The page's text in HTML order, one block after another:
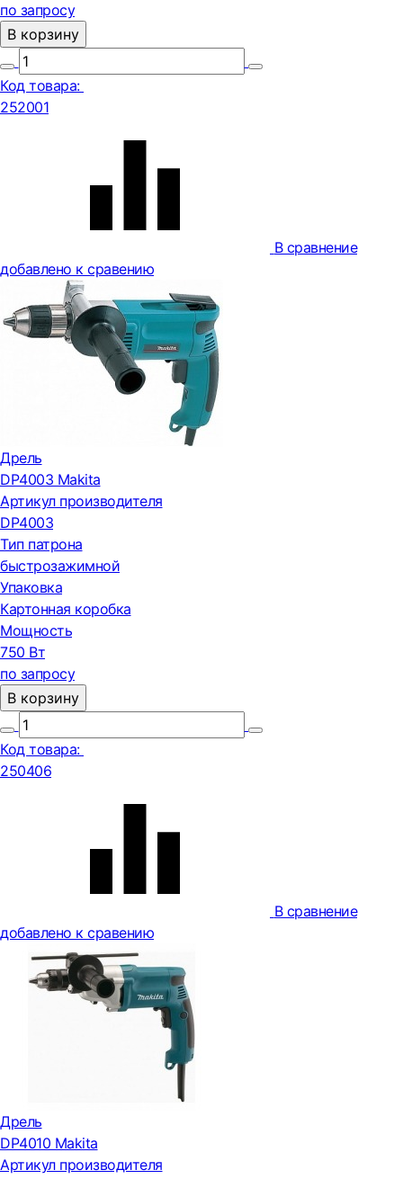
по запросу
В корзину
Код товара:
252001
В сравнение
добавлено к сравению
Дрель
DP4003 Makita
Артикул производителя
DP4003
Тип патрона
быстрозажимной
Упаковка
Картонная коробка
Мощность
750 Вт
по запросу
В корзину
Код товара:
250406
В сравнение
добавлено к сравению
Дрель
DP4010 Makita
Артикул производителя